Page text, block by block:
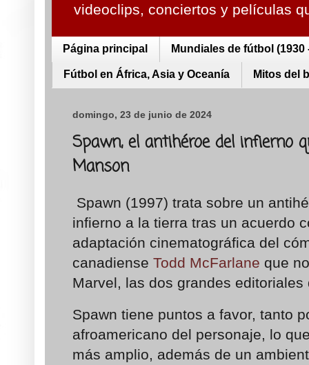
videoclips, conciertos y películas
Página principal Mundiales de fútbol (1930
Fútbol en África, Asia y Oceanía Mitos del
domingo, 23 de junio de 2024
Spawn, el antihéroe del infierno
Manson
Spawn (1997) trata sobre un
infierno a la tierra tras un acuerdo
adaptación cinematográfica del
canadiense Todd McFarlane que
Marvel, las dos grandes
Spawn tiene puntos a favor, tanto
afroamericano del personaje, lo
más amplio, además de un